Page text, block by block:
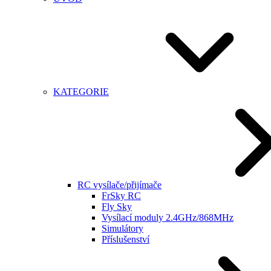
KATEGORIE
RC vysílače/přijímače
FrSky RC
Fly Sky
Vysílací moduly 2.4GHz/868MHz
Simulátory
Příslušenství